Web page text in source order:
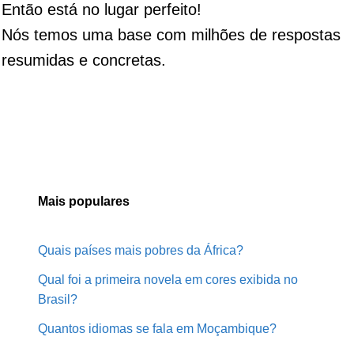
Então está no lugar perfeito!
Nós temos uma base com milhões de respostas
resumidas e concretas.
Mais populares
Quais países mais pobres da África?
Qual foi a primeira novela em cores exibida no
Brasil?
Quantos idiomas se fala em Moçambique?